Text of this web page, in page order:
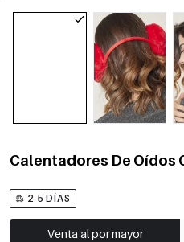
Calentadores De Oídos
2-5 DÍAS
Venta al por mayor